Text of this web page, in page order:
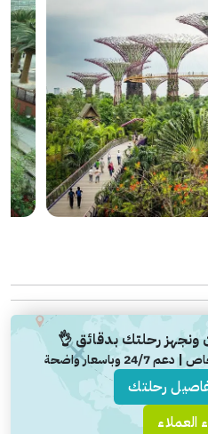
ونجهز رحلتك بدقائق 👌
وباسعار واضحة
رحلتك
العملاء